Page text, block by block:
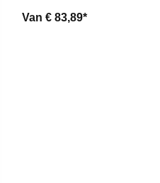
Van € 83,89*